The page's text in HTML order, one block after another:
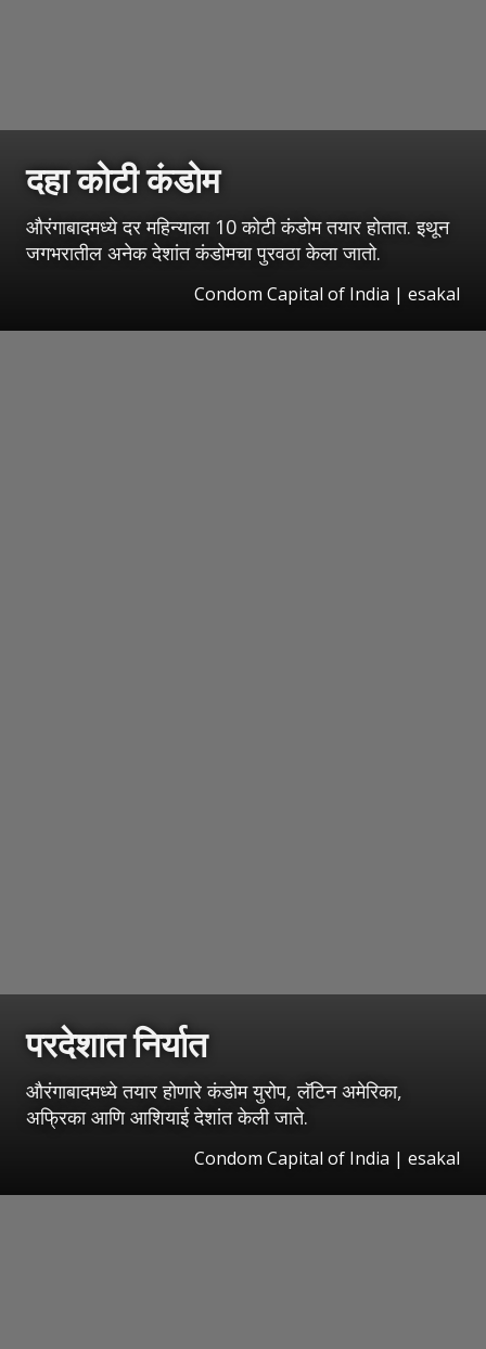
दहा कोटी कंडोम
औरंगाबादमध्ये दर महिन्याला 10 कोटी कंडोम तयार होतात. इथून
जगभरातील अनेक देशांत कंडोमचा पुरवठा केला जातो.
Condom Capital of India | esakal
परदेशात निर्यात
औरंगाबादमध्ये तयार होणारे कंडोम युरोप, लॅटिन अमेरिका,
अफ्रिका आणि आशियाई देशांत केली जाते.
Condom Capital of India | esakal